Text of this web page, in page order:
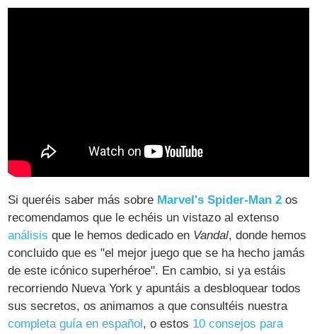
Si queréis saber más sobre Marvel's Spider-Man 2 os
recomendamos que le echéis un vistazo al extenso
análisis que le hemos dedicado en Vandal, donde hemos
concluido que es "el mejor juego que se ha hecho jamás
de este icónico superhéroe". En cambio, si ya estáis
recorriendo Nueva York y apuntáis a desbloquear todos
sus secretos, os animamos a que consultéis nuestra
completa guía en español, o estos 10 consejos para